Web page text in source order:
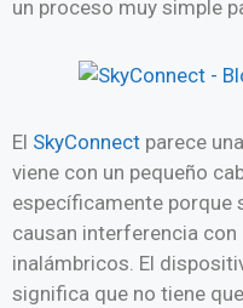
un proceso muy simple
El SkyConnect parece
viene con un pequeño
específicamente porque
causan interferencia
inalámbricos. El
significa que no tiene